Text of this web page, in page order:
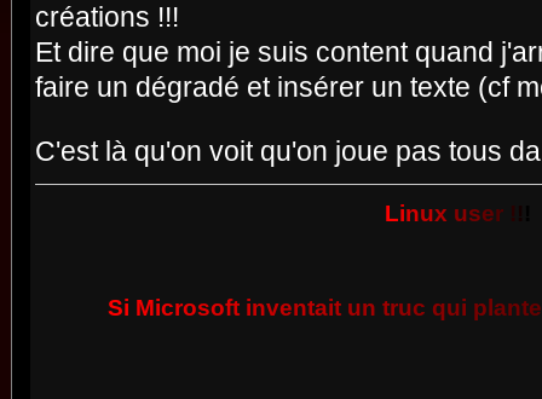
créations !!!
Et dire que moi je suis content quand
faire un dégradé et insérer un texte (cf
C'est là qu'on voit qu'on joue pas tous
Linux user
Si Microsoft inventait un truc qui p ante